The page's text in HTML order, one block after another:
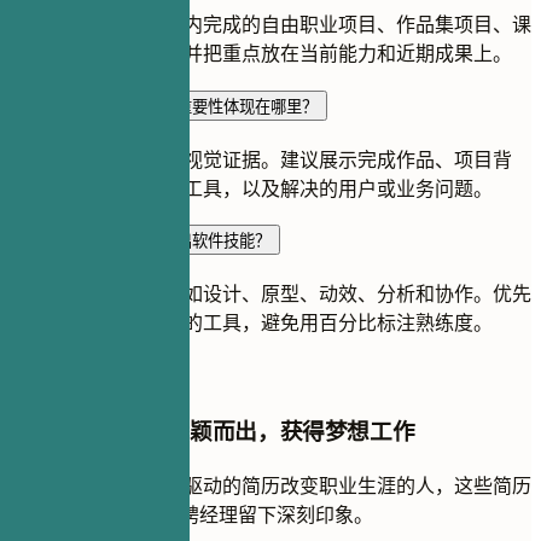
可以简要说明空档期内完成的自由职业项目、作品集项目、课
程或志愿设计工作，并把重点放在当前能力和近期成果上。
作品集对创意设计师的重要性体现在哪里？
作品集能为简历提供视觉证据。建议展示完成作品、项目背
景、你的职责、使用工具，以及解决的用户或业务问题。
如何在简历中有效地列出软件技能？
按用途归类工具，例如设计、原型、动效、分析和协作。优先
列出招聘信息中提到的工具，避免用百分比标注熟练度。
在招聘人员面前脱颖而出，获得梦想工作
加入成千上万通过AI驱动的简历改变职业生涯的人，这些简历
可以通过ATS并给招聘经理留下深刻印象。